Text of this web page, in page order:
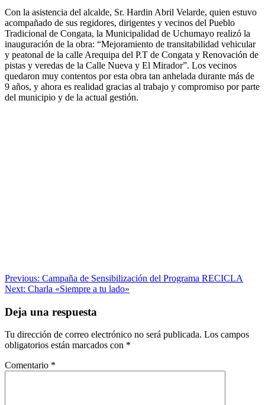
Con la asistencia del alcalde, Sr. Hardin Abril Velarde, quien estuvo
acompañado de sus regidores, dirigentes y vecinos del Pueblo
Tradicional de Congata, la Municipalidad de Uchumayo realizó la
inauguración de la obra: “Mejoramiento de transitabilidad vehicular
y peatonal de la calle Arequipa del P.T de Congata y Renovación de
pistas y veredas de la Calle Nueva y El Mirador”. Los vecinos
quedaron muy contentos por esta obra tan anhelada durante más de
9 años, y ahora es realidad gracias al trabajo y compromiso por parte
del municipio y de la actual gestión.
Navegación
de
entradas
Previous: Campaña de Sensibilización del Programa RECICLA
Next: Charla «Siempre a tu lado»
Deja una respuesta
Tu dirección de correo electrónico no será publicada. Los campos
obligatorios están marcados con *
Comentario *